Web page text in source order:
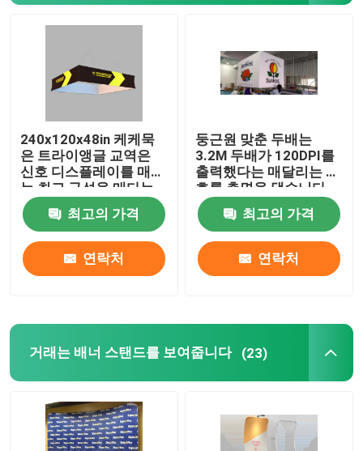
240x120x48in 케케묵
은 트라이앵글 교역은
신호 디스플레이를 매다
는 최고 구성을 매다는
것 보여줍니다
최고의 가격
연락처
둥근원 맞춘 두배는
3.2M 두배가 120DPI를
출력했다는 매달리는 신
호를 측면을 댔습니다
최고의 가격
연락처
거래는 배너 스탠드를 보여줍니다 (23)